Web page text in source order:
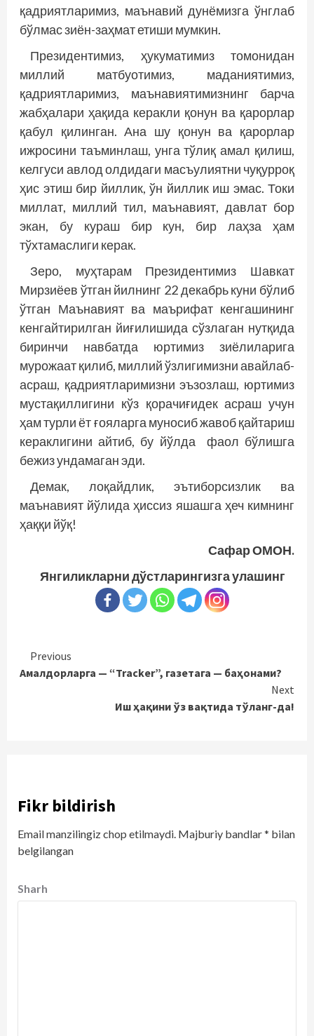
қадриятларимиз, маънавий дунёмизга ўнглаб
бўлмас зиён-заҳмат етиши мумкин.
Президентимиз, ҳукуматимиз томонидан
миллий матбуотимиз, маданиятимиз,
қадриятларимиз, маънавиятимизнинг барча
жабҳалари ҳақида керакли қонун ва қарорлар
қабул қилинган. Ана шу қонун ва қарорлар
ижросини таъминлаш, унга тўлиқ амал қилиш,
келгуси авлод олдидаги масъулиятни чуқурроқ
ҳис этиш бир йиллик, ўн йиллик иш эмас. Токи
миллат, миллий тил, маънавият, давлат бор
экан, бу кураш бир кун, бир лаҳза ҳам
тўхтамаслиги керак.
Зеро, муҳтарам Президентимиз Шавкат
Мирзиёев ўтган йилнинг 22 декабрь куни бўлиб
ўтган Маънавият ва маърифат кенгашининг
кенгайтирилган йиғилишида сўзлаган нутқида
биринчи навбатда юртимиз зиёлиларига
мурожаат қилиб, миллий ўзлигимизни авайлаб-
ас­раш, қадриятларимизни эъзозлаш, юртимиз
мустақиллигини кўз қорачиғидек асраш учун
ҳам турли ёт ғояларга муносиб жавоб қайтариш
кераклигини айтиб, бу йўлда фаол бўлишга
бежиз ундамаган эди.
Демак, лоқайдлик, эътиборсизлик ва
маънавият йўлида ҳиссиз яшашга ҳеч кимнинг
ҳаққи йўқ!
Сафар ОМОН.
Янгиликларни дўстларингизга улашинг
Continue
Reading
Previous
Амалдорларга — “Tracker”, газетага — баҳонами?
Next
Иш ҳақини ўз вақтида тўланг-да!
Fikr bildirish
Email manzilingiz chop etilmaydi. Majburiy bandlar* bilan
belgilangan
Sharh